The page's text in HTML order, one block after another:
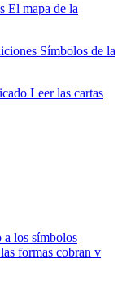
El mapa de la
Símbolos de la
Leer las cartas
a los símbolos
formas cobran v